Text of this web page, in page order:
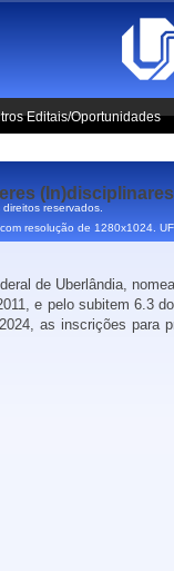
Editais/Oportunidades
(In)disciplinares
de Uberlândia,
e pelo subitem 6.3
as inscrições para
reservados.
resolução de 1280x1024.